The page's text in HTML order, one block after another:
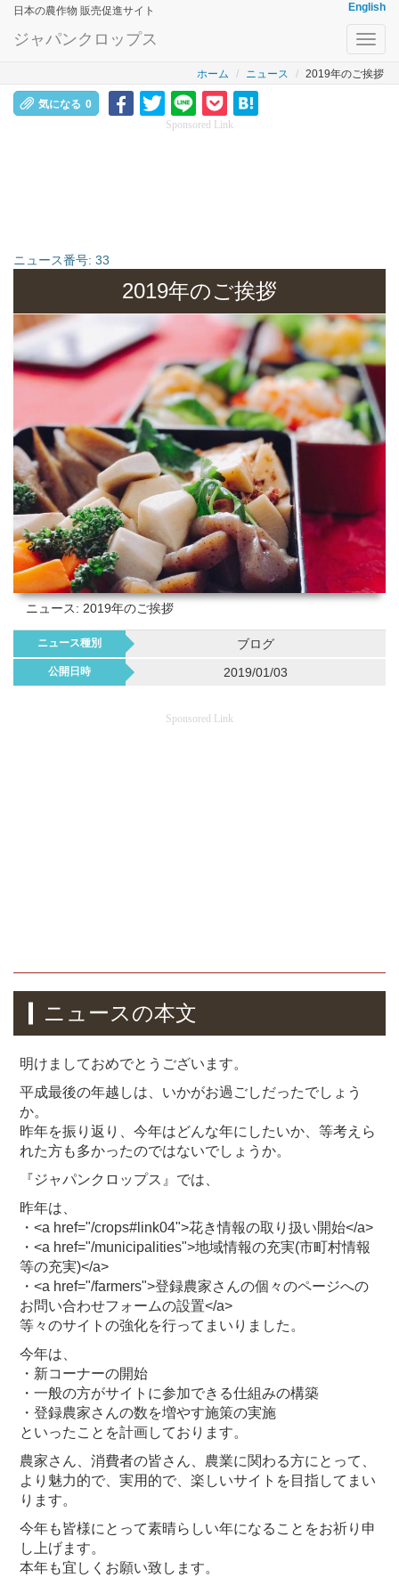
日本の農作物 販売促進サイト English
ジャパンクロップス
ホーム ニュース 2019年のご挨拶
気になる 0
Sponsored Link
ニュース番号: 33
2019年のご挨拶
ニュース: 2019年のご挨拶
ニュース種別 ブログ
公開日時 2019/01/03
Sponsored Link
ニュースの本文
明けましておめでとうございます。
平成最後の年越しは、いかがお過ごしだったでしょう
か。
昨年を振り返り、今年はどんな年にしたいか、等考えら
れた方も多かったのではないでしょうか。
『ジャパンクロップス』では、
昨年は、
・<a href="/crops#link04">花き情報の取り扱い開始</a>
・<a href="/municipalities">地域情報の充実(市町村情報
等の充実)</a>
・<a href="/farmers">登録農家さんの個々のページへの
お問い合わせフォームの設置</a>
等々のサイトの強化を行ってまいりました。
今年は、
・新コーナーの開始
・一般の方がサイトに参加できる仕組みの構築
・登録農家さんの数を増やす施策の実施
といったことを計画しております。
農家さん、消費者の皆さん、農業に関わる方にとって、
より魅力的で、実用的で、楽しいサイトを目指してまい
ります。
今年も皆様にとって素晴らしい年になることをお祈り申
し上げます。
本年も宜しくお願い致します。